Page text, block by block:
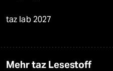
taz lab 2027
Mehr taz Lesestoff